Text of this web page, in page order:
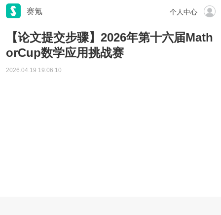
赛氪 个人中心
【论文提交步骤】2026年第十六届Math
orCup数学应用挑战赛
2026.04.19 19:06:10